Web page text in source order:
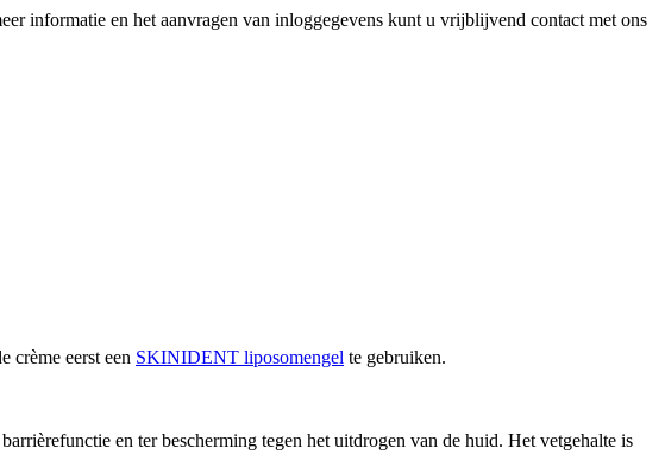
informatie en het aanvragen van inloggegevens kunt u vrijblijvend contact met ons
crème eerst een SKINIDENT liposomengel te gebruiken.
en ter bescherming tegen het uitdrogen van de huid. Het vetgehalte is